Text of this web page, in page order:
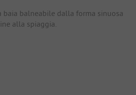
baia balneabile dalla forma sinuosa
alla spiaggia.